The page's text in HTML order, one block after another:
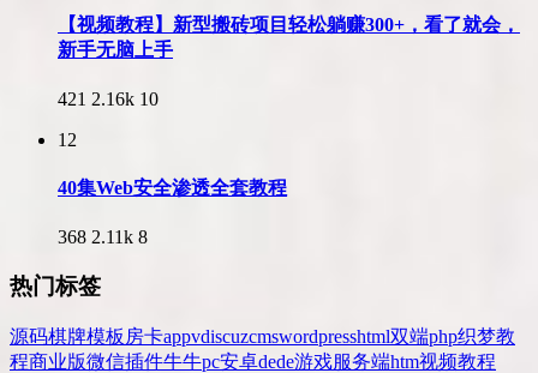
【视频教程】新型搬砖项目轻松躺赚300+，看了就会，
新手无脑上手
421 2.16k 10
12
40集Web安全渗透全套教程
368 2.11k 8
热门标签
源码棋牌模板 房卡appvdiscuzcmswordpresshtml双端php织梦教
程商业版微信插件牛牛pc安卓dede游戏服务端htm视频教程